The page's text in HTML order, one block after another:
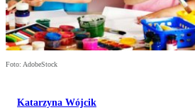
Foto: AdobeStock
Katarzyna Wójcik